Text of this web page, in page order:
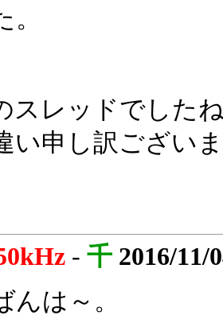
スレッドでした
い申し訳ござい
- 千 2016/
んは～。